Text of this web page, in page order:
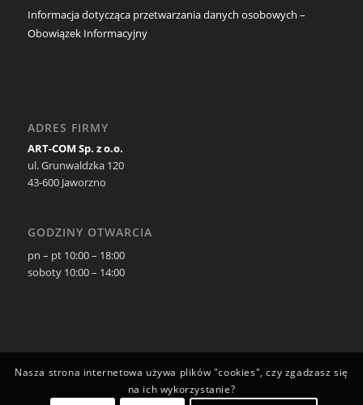
Informacja dotycząca przetwarzania danych osobowych –
Obowiązek Informacyjny
ADRES FIRMY
ART-COM Sp. z o.o.
ul. Grunwaldzka 120
43-600 Jaworzno
GODZINY OTWARCIA
pn – pt 10:00 – 18:00
soboty 10:00 – 14:00
Nasza strona internetowa używa plików "cookies", czy zgadzasz się
na ich wykorzystanie?